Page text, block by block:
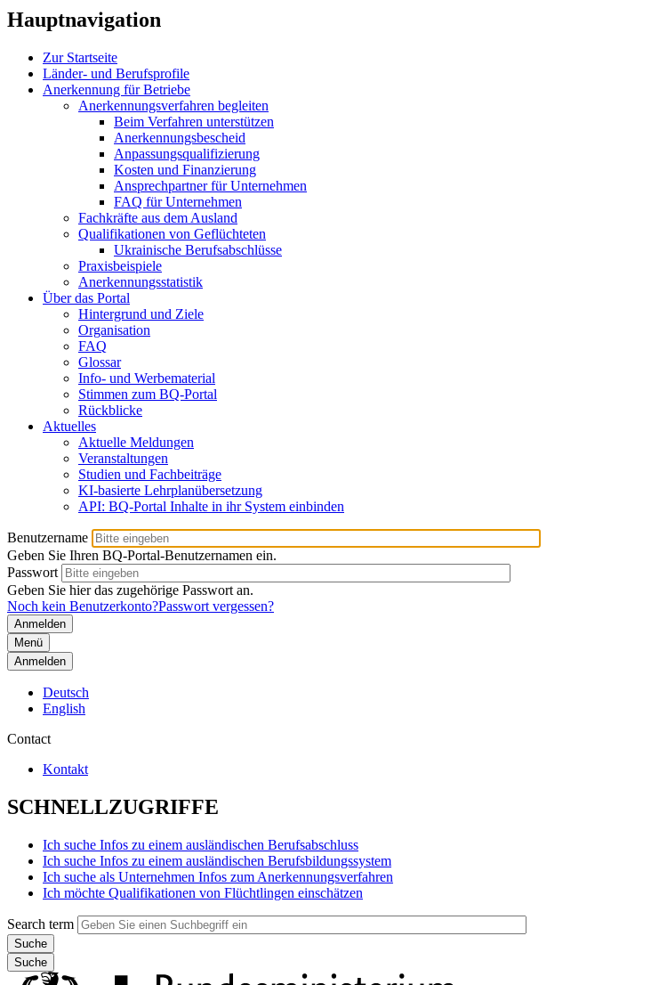
Hauptnavigation
Zur Startseite
Länder- und Berufsprofile
Anerkennung für Betriebe
Anerkennungsverfahren begleiten
Beim Verfahren unterstützen
Anerkennungsbescheid
Anpassungsqualifizierung
Kosten und Finanzierung
Ansprechpartner für Unternehmen
FAQ für Unternehmen
Fachkräfte aus dem Ausland
Qualifikationen von Geflüchteten
Ukrainische Berufsabschlüsse
Praxisbeispiele
Anerkennungsstatistik
Über das Portal
Hintergrund und Ziele
Organisation
FAQ
Glossar
Info- und Werbematerial
Stimmen zum BQ-Portal
Rückblicke
Aktuelles
Aktuelle Meldungen
Veranstaltungen
Studien und Fachbeiträge
KI-basierte Lehrplanübersetzung
API: BQ-Portal Inhalte in ihr System einbinden
Benutzername
Geben Sie Ihren BQ-Portal-Benutzernamen ein.
Passwort
Geben Sie hier das zugehörige Passwort an.
Noch kein Benutzerkonto?Passwort vergessen?
Menü
Anmelden
Deutsch
English
Contact
Kontakt
SCHNELLZUGRIFFE
Ich suche Infos zu einem ausländischen Berufsabschluss
Ich suche Infos zu einem ausländischen Berufsbildungssystem
Ich suche als Unternehmen Infos zum Anerkennungsverfahren
Ich möchte Qualifikationen von Flüchtlingen einschätzen
Search term
Suche